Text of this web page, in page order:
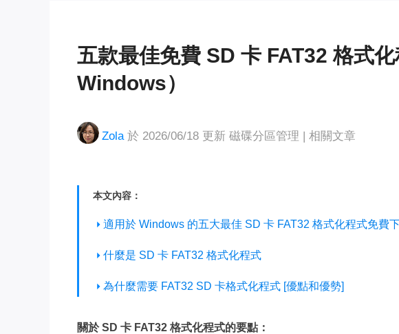
五款最佳免費 SD 卡 FAT32 格式
Windows）
Zola於 2026/06/18 更新 磁碟分區管理 | 相關文章
本文內容：
適用於 Windows 的五大最佳 SD 卡 FAT32 格式化程式免費
什麼是 SD 卡 FAT32 格式化程式
為什麼需要 FAT32 SD 卡格式化程式 [優點和優勢]
關於 SD 卡 FAT32 格式化程式的要點：